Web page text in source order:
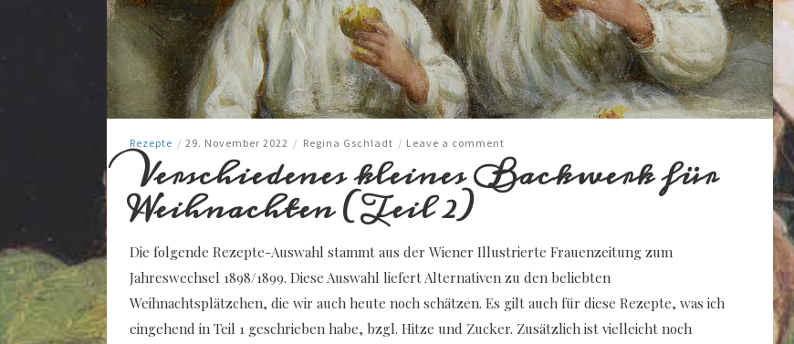
Rezepte / 29. November 2022 / Regina Gschladt / Leave a comment
Verschiedenes kleines Backwerk für
Weihnachten (Teil 2)
Die folgende Rezepte-Auswahl stammt aus der Wiener Illustrierte Frauenzeitung zum
Jahreswechsel 1898/1899. Diese Auswahl liefert Alternativen zu den beliebten
Weihnachtsplätzchen, die wir auch heute noch schätzen. Es gilt auch für diese Rezepte, was ich
eingehend in Teil 1 geschrieben habe, bzgl. Hitze und Zucker. Zusätzlich ist vielleicht noch